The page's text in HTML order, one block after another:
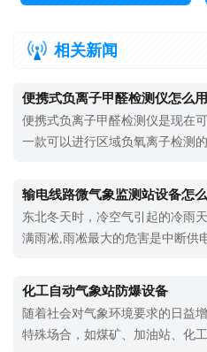
相关新闻
便携式负离子甲醛检测仪怎么用
便携式负离子甲醛检测仪是现在
一款可以进行区域负氧离子检测
管理人员可以根据监测数据追溯
污染源。并且可以排除家具、板
器等造成的空气和环境污染。，并
输电线路微气象监测站设备怎
东北冬天时，冷空气引起的冷雨
满雨凇,雨凇最大的危害是中断供
就会导致断电，影响输电线路安
象监测站设备就是可以对输电线
化工自动气象站防爆设备
随着社会对气象环境要求的日益
特殊场合，如煤矿、加油站、化